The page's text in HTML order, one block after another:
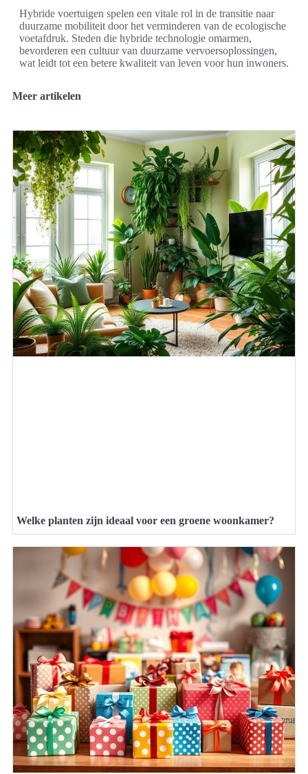
Hybride voertuigen spelen een vitale rol in de transitie naar
duurzame mobiliteit door het verminderen van de ecologische
voetafdruk. Steden die hybride technologie omarmen,
bevorderen een cultuur van duurzame vervoersoplossingen,
wat leidt tot een betere kwaliteit van leven voor hun inwoners.
Meer artikelen
Welke planten zijn ideaal voor een groene woonkamer?